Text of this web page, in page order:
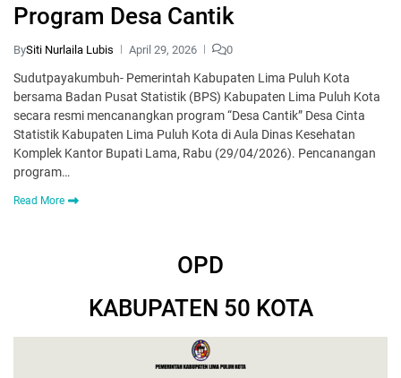
Program Desa Cantik
BySiti Nurlaila Lubis April 29, 2026 0
Sudutpayakumbuh- Pemerintah Kabupaten Lima Puluh Kota
bersama Badan Pusat Statistik (BPS) Kabupaten Lima Puluh Kota
secara resmi mencanangkan program “Desa Cantik” Desa Cinta
Statistik Kabupaten Lima Puluh Kota di Aula Dinas Kesehatan
Komplek Kantor Bupati Lama, Rabu (29/04/2026). Pencanangan
program…
Read More
OPD
KABUPATEN 50 KOTA